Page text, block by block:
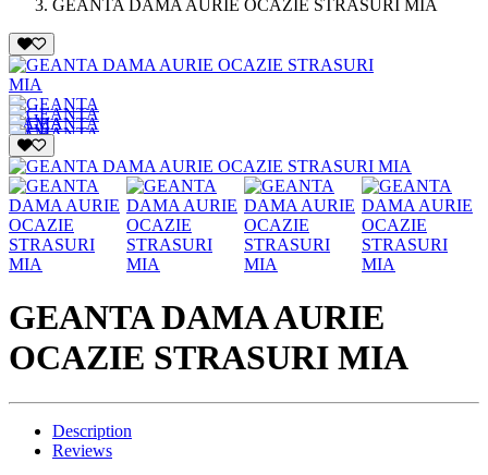
GEANTA DAMA AURIE OCAZIE STRASURI MIA
GEANTA DAMA AURIE
OCAZIE STRASURI MIA
Description
Reviews